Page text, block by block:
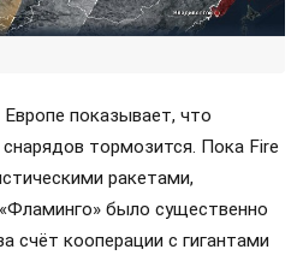
показывает, что
тормозится. Пока Fire
ракетами,
было существенно
счёт кооперации с гигантами